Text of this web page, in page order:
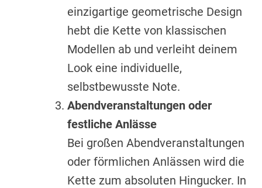
einzigartige geometrische Design
hebt die Kette von klassischen
Modellen ab und verleiht deinem
Look eine individuelle,
selbstbewusste Note.
Abendveranstaltungen oder
festliche Anlässe
Bei großen Abendveranstaltungen
oder förmlichen Anlässen wird die
Kette zum absoluten Hingucker. In